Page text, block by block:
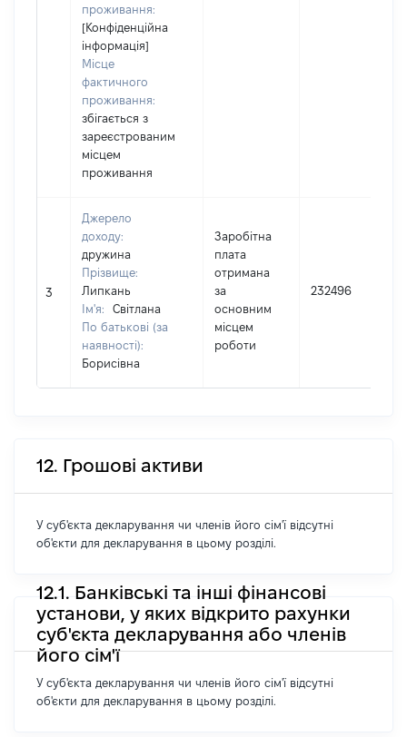
проживання:
[Конфіденційна
інформація]
Місце
фактичного
проживання:
збігається з
зареєстрованим
місцем
проживання
3
Джерело
доходу:
дружина
Прізвище:
Липкань
Ім'я:
Світлана
По батькові (за
наявності):
Борисівна
Заробітна
плата
отримана
за
основним
місцем
роботи
232496
12. Грошові активи
У суб'єкта декларування чи членів його сім'ї відсутні
об'єкти для декларування в цьому розділі.
12.1. Банківські та інші фінансові
установи, у яких відкрито рахунки
суб'єкта декларування або членів
його сім'ї
У суб'єкта декларування чи членів його сім'ї відсутні
об'єкти для декларування в цьому розділі.